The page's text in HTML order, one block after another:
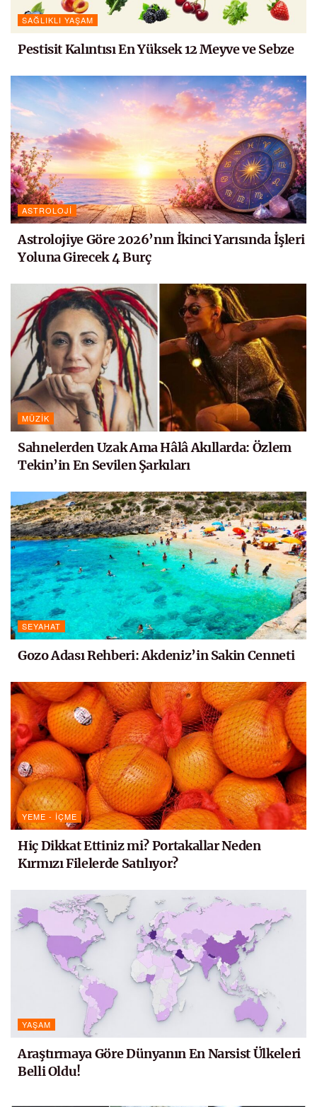
SAĞLIKLI YAŞAM
Pestisit Kalıntısı En Yüksek 12 Meyve ve Sebze
ASTROLOJI
Astrolojiye Göre 2026’nın İkinci Yarısında İşleri
Yoluna Girecek 4 Burç
MÜZIK
Sahnelerden Uzak Ama Hâlâ Akıllarda: Özlem
Tekin’in En Sevilen Şarkıları
SEYAHAT
Gozo Adası Rehberi: Akdeniz’in Sakin Cenneti
YEME - İÇME
Hiç Dikkat Ettiniz mi? Portakallar Neden
Kırmızı Filelerde Satılıyor?
YAŞAM
Araştırmaya Göre Dünyanın En Narsist Ülkeleri
Belli Oldu!